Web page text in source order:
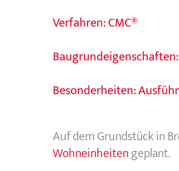
Verfahren:CMC®
Besonderheiten:
Auf dem Grundstück in
Wohneinheitengeplant.